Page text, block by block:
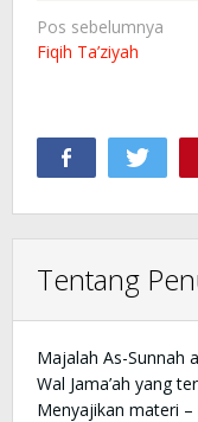
Navigasi
pos
Pos sebelumnya
Fiqih Ta’ziyah
Tentang
Majalah As-Sunnah
Wal Jama’ah yang
Menyajikan materi